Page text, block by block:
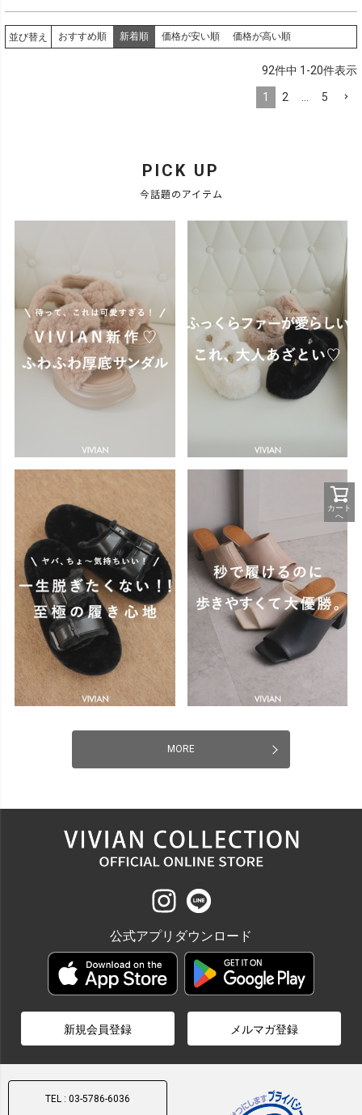
並び替え おすすめ順 新着順 価格が安い順 価格が高い順
92件中 1 -20件表示
1 2 … 5
PICK UP
今話題のアイテム
MORE
カート
へ
公式アプリダウンロード
新規会員登録 メルマガ登録
TEL : 03-5786-6036